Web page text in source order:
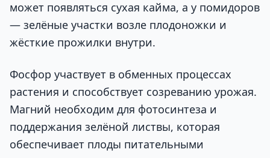
может появляться сухая кайма, а у помидоров
— зелёные участки возле плодоножки и
жёсткие прожилки внутри.
Фосфор участвует в обменных процессах
растения и способствует созреванию урожая.
Магний необходим для фотосинтеза и
поддержания зелёной листвы, которая
обеспечивает плоды питательными